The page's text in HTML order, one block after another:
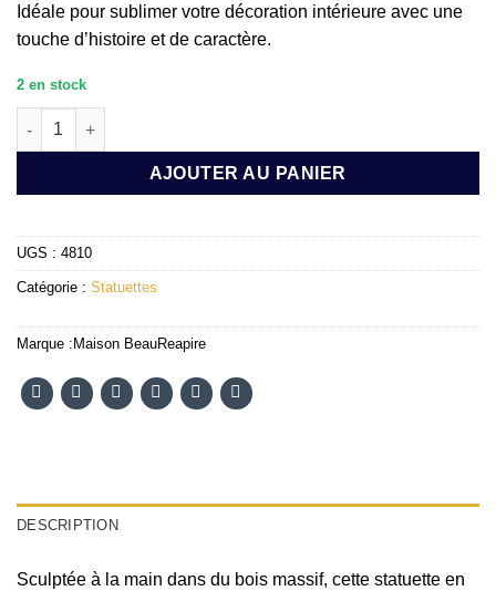
Idéale pour sublimer votre décoration intérieure avec une
touche d’histoire et de caractère.
2 en stock
quantité de Statuette NIYA
AJOUTER AU PANIER
UGS : 4810
Catégorie : Statuettes
Marque : Maison BeauReapire
DESCRIPTION
Sculptée à la main dans du bois massif, cette statuette en